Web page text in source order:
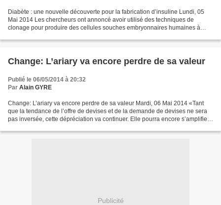
Diabète : une nouvelle découverte pour la fabrication d’insuline Lundi, 05
Mai 2014 Les chercheurs ont annoncé avoir utilisé des techniques de
clonage pour produire des cellules souches embryonnaires humaines à
Change: L’ariary va encore perdre de sa valeur
Publié le 06/05/2014 à 20:32
Par Alain GYRE
Change: L’ariary va encore perdre de sa valeur Mardi, 06 Mai 2014 «Tant
que la tendance de l’offre de devises et de la demande de devises ne sera
pas inversée, cette dépréciation va continuer. Elle pourra encore s’amplifier
Publicité